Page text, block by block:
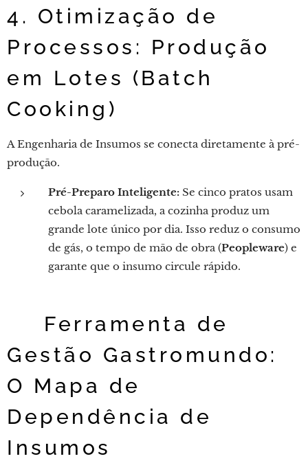
4. Otimização de
Processos: Produção
em Lotes (Batch
Cooking)
A Engenharia de Insumos se conecta diretamente à pré-
produção.
Pré-Preparo Inteligente: Se cinco pratos usam
cebola caramelizada, a cozinha produz um
grande lote único por dia. Isso reduz o consumo
de gás, o tempo de mão de obra (Peopleware) e
garante que o insumo circule rápido.
💡 Ferramenta de
Gestão Gastromundo:
O Mapa de
Dependência de
Insumos